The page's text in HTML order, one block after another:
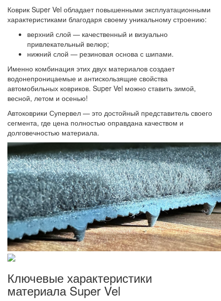
Коврик Super Vel обладает повышенными эксплуатационными
характеристиками благодаря своему уникальному строению:
верхний слой — качественный и визуально
привлекательный велюр;
нижний слой — резиновая основа с шипами.
Именно комбинация этих двух материалов создает
водонепроницаемые и антискользящие свойства
автомобильных ковриков. Super Vel можно ставить зимой,
весной, летом и осенью!
Автоковрики Супервел — это достойный представитель своего
сегмента, где цена полностью оправдана качеством и
долговечностью материала.
Ключевые характеристики
материала Super Vel